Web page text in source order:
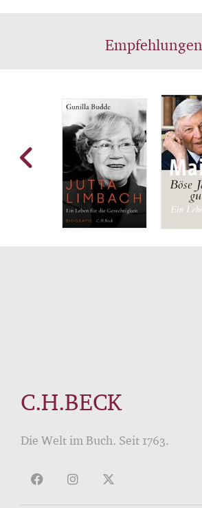
Empfehlungen
C.H.BECK
Die Welt im Buch. Seit 1763.